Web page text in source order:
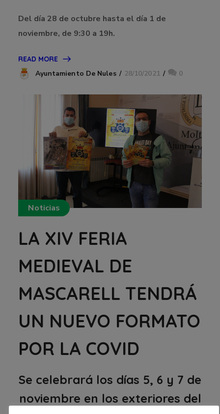
Del día 28 de octubre hasta el día 1 de
noviembre, de 9:30 a 19h.
READ MORE
Ayuntamiento De Nules 28/10/2021 0
Noticias
LA XIV FERIA
MEDIEVAL DE
MASCARELL TENDRÁ
UN NUEVO FORMATO
POR LA COVID
Se celebrará los días 5, 6 y 7 de
noviembre en los exteriores del